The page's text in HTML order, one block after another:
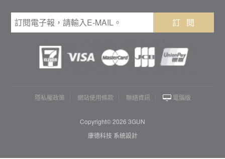
訂 閱
隱私權政策 網站使用條款 聯絡資訊 電腦版
Copyright© 2026 3GUN
康德科技 系統設計